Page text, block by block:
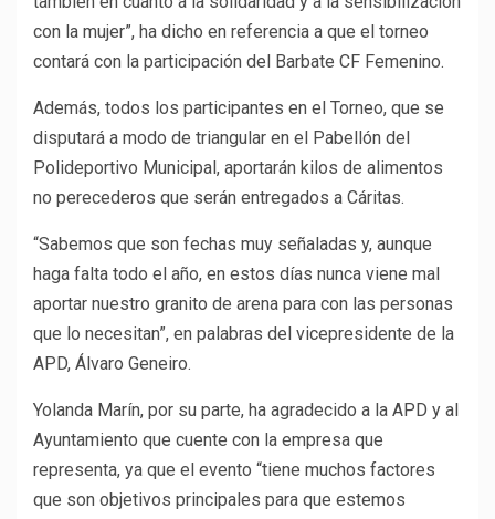
con la mujer”, ha dicho en referencia a que el torneo
contará con la participación del Barbate CF Femenino.
Además, todos los participantes en el Torneo, que se
disputará a modo de triangular en el Pabellón del
Polideportivo Municipal, aportarán kilos de alimentos
no perecederos que serán entregados a Cáritas.
“Sabemos que son fechas muy señaladas y, aunque
haga falta todo el año, en estos días nunca viene mal
aportar nuestro granito de arena para con las personas
que lo necesitan”, en palabras del vicepresidente de la
APD, Álvaro Geneiro.
Yolanda Marín, por su parte, ha agradecido a la APD y al
Ayuntamiento que cuente con la empresa que
representa, ya que el evento “tiene muchos factores
que son objetivos principales para que estemos